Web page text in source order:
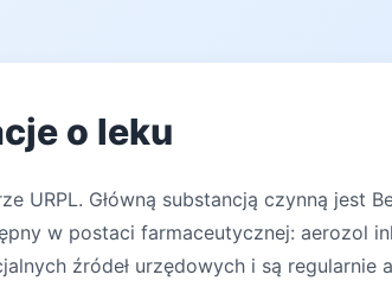
o leku
Główną substancją czynną jest
w postaci farmaceutycznej: aerozol
źródeł urzędowych i są regularnie